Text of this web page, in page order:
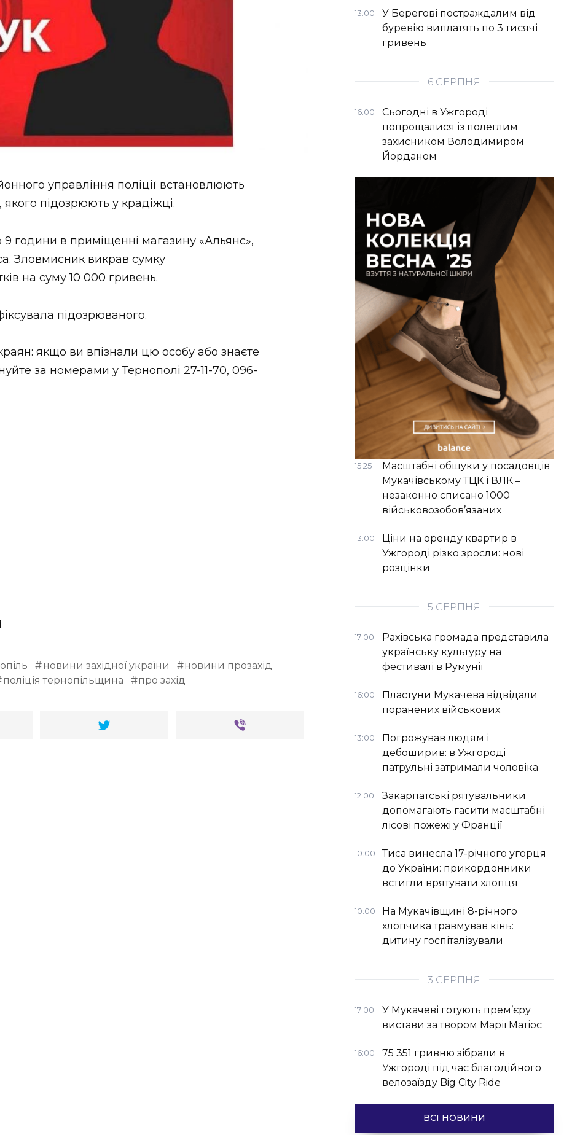
управління поліції встановлюють
підозрюють у крадіжці.
9 години в приміщенні магазину «Альянс»,
Зловмисник викрав сумку
на суму 10 000 гривень.
підозрюваного.
якщо ви впізнали цю особу або знаєте
за номерами у Тернополі 27-11-70, 096-
новини західної україни
новини прозахід
поліція тернопільщина про захід
13:00
У Берегові постраждалим від
буревію виплатять по 3 тисячі
гривень
6 СЕРПНЯ
16:00
Сьогодні в Ужгороді
попрощалися із полеглим
захисником Володимиром
Йорданом
15:25
Масштабні обшуки у посадовців
Мукачівському ТЦК і ВЛК –
незаконно списано 1000
військовозобов’язаних
13:00
Ціни на оренду квартир в
Ужгороді різко зросли: нові
розцінки
5 СЕРПНЯ
17:00
Рахівська громада представила
українську культуру на
фестивалі в Румунії
16:00
Пластуни Мукачева відвідали
поранених військових
13:00
Погрожував людям і
дебоширив: в Ужгороді
патрульні затримали чоловіка
12:00
Закарпатські рятувальники
допомагають гасити масштабні
лісові пожежі у Франції
10:00
Тиса винесла 17-річного угорця
до України: прикордонники
встигли врятувати хлопця
10:00
На Мукачівщині 8-річного
хлопчика травмував кінь:
дитину госпіталізували
3 СЕРПНЯ
17:00
У Мукачеві готують прем’єру
вистави за твором Марії Матіос
16:00
75 351 гривню зібрали в
Ужгороді під час благодійного
велозаїзду Big Сity Ride
ВСІ НОВИНИ